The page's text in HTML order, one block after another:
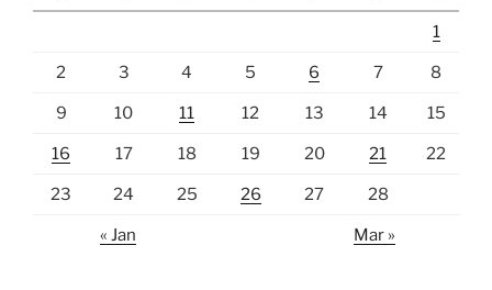
1
2 3 4 5 6 7 8
9 10 11 12 13 14 15
16 17 18 19 20 21 22
23 24 25 26 27 28
« Jan Mar »